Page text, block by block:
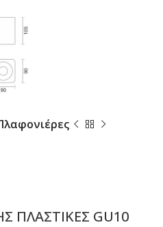
ΠΛΑΣΤΙΚΕΣ GU10